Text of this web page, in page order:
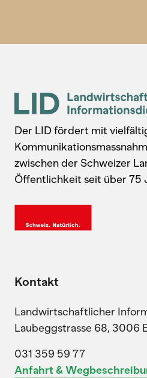
Der LID fördert mit
zwischen der Schweizer
Öffentlichkeit seit über 75
Kontakt
Landwirtschaftlicher
Laubeggstrasse 68, 3006
031 359 59 77
Anfahrt &